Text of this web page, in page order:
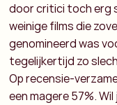
door critici toch erg
weinige films die
genomineerd was
tegelijkertijd zo
Op recensie-
een magere 57%.